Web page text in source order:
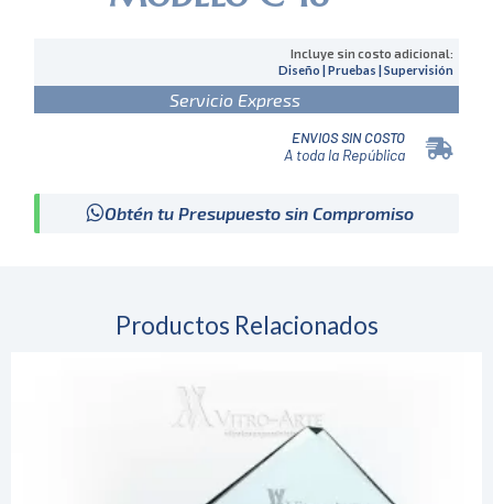
Incluye sin costo adicional:
Diseño | Pruebas | Supervisión
Servicio Express
ENVIOS SIN COSTO
A toda la República
Obtén tu Presupuesto sin Compromiso
Productos Relacionados